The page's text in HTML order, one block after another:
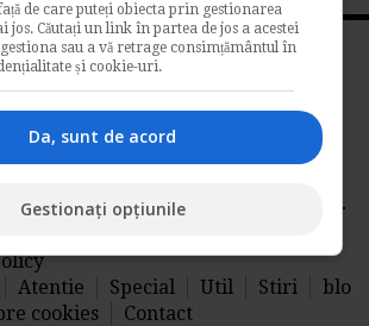
Contabilitate
Management
Atentie Special Util Stiri
blo
cookies Contact
de care puteți obiecta prin gestionarea
jos. Căutați un link în partea de jos a acestei
sau a vă retrage consimțământul în
și cookie-uri.
Da, sunt de acord
Gestionați opțiunile